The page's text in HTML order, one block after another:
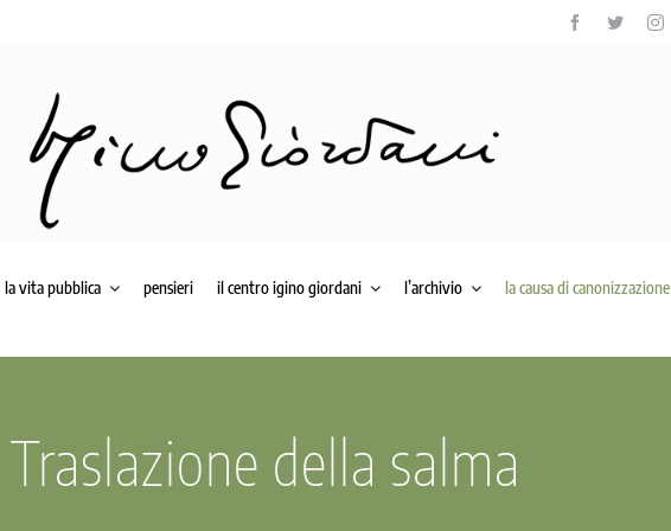
la vita pubblica pensieri il centro igino giordani l’archivio la causa di canonizzazione
Traslazione della salma